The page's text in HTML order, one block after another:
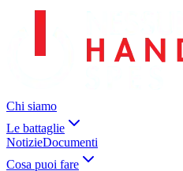
Chi siamo
Le battaglie
NotizieDocumenti
Cosa puoi fare